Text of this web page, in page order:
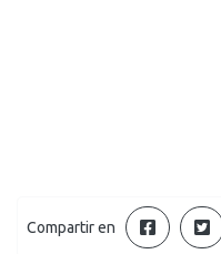
Compartir en